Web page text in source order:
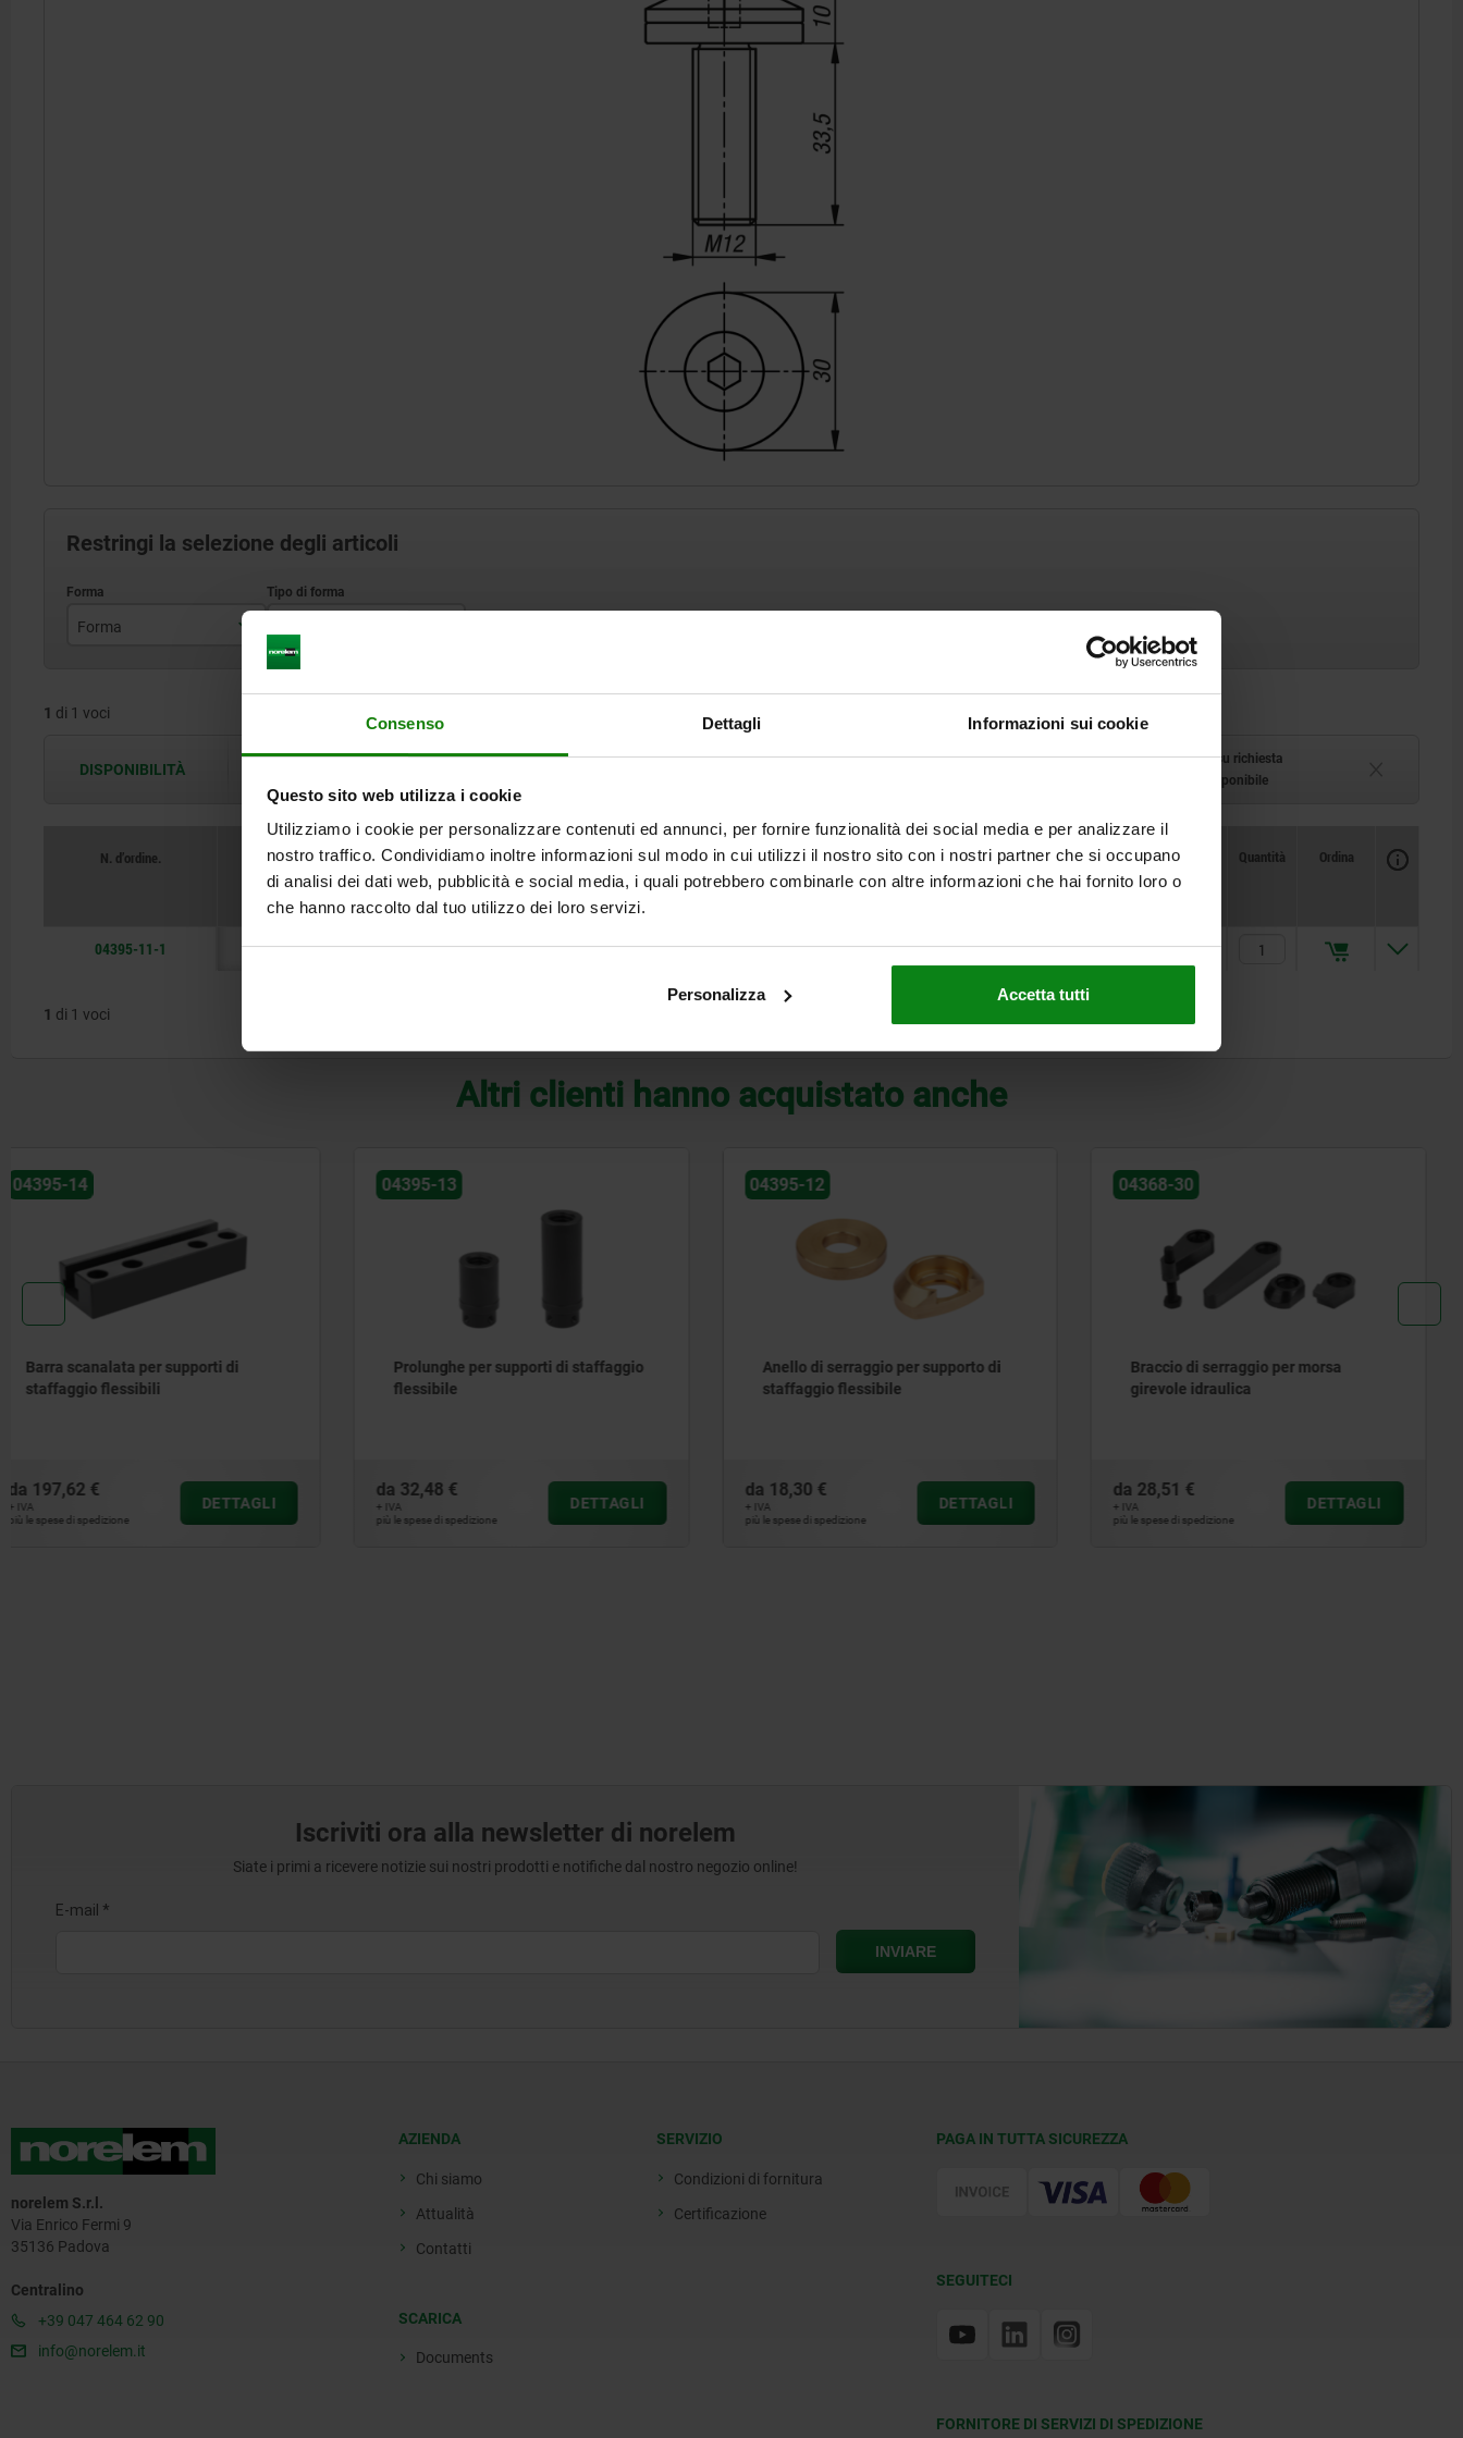
Consenso Dettagli Informazioni sui cookie
Questo sito web utilizza i cookie
Utilizziamo i cookie per personalizzare contenuti ed annunci, per fornire funzionalità dei social media e per analizzare il
nostro traffico. Condividiamo inoltre informazioni sul modo in cui utilizzi il nostro sito con i nostri partner che si occupano
di analisi dei dati web, pubblicità e social media, i quali potrebbero combinarle con altre informazioni che hai fornito loro o
che hanno raccolto dal tuo utilizzo dei loro servizi.
Personalizza Accetta tutti
Restringi la selezione degli articoli
Forma
1 di 1 voci
DISPONIBILITÀ
Disponibile a magazzino
Tempi di consegna su richiesta
Attualmente non disponibile
N. d’ordine.
Forma
Tipo di forma
CAD
Disponibilità
Prezzo
Quantità Ordina
04395-11-1 A standard 39,10 €
1 di 1 voci
Altri clienti hanno acquistato anche
04395-13
Prolunghe per supporti di staffaggio
flessibile
da32,48 €
più le spese di spedizione
DETTAGLI
04395-12
Anello di serraggio per supporto di
staffaggio flessibile
da18,30 €
più le spese di spedizione
DETTAGLI
04368-30
Braccio di serraggio per morsa
girevole idraulica
da28,51 €
più le spese di spedizione
DETTAGLI
04624-40
Morsa a leva idraulica a doppio
effetto
da396,75 €
più le spese di spedizione
DETTAGLI
Iscriviti ora alla newsletter di norelem
Siate i primi a ricevere notizie sui nostri prodotti e notifiche dal nostro negozio online!
norelem S.r.l.
Via Enrico Fermi 9
35136 Padova
Centralino
+39 047 464 62 90
info@norelem.it
AZIENDA
Chi siamo
Attualità
Contatti
SCARICA
Documents
SERVIZIO
Condizioni di fornitura
Certificazione
PAGA IN TUTTA SICUREZZA
SEGUITECI
FORNITORE DI SERVIZI DI SPEDIZIONE